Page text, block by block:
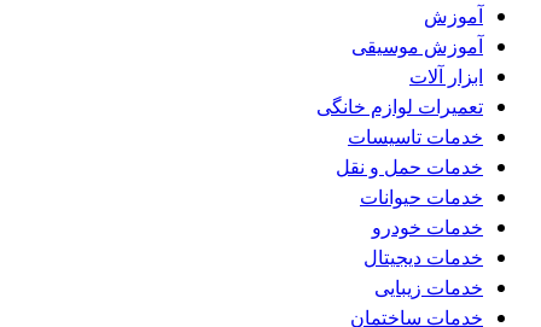
آموزش
آموزش موسیقی
ابزار آلات
تعمیرات لوازم خانگی
خدمات تاسیسات
خدمات حمل و نقل
خدمات حیوانات
خدمات خودرو
خدمات دیجیتال
خدمات زیبایی
خدمات ساختمان